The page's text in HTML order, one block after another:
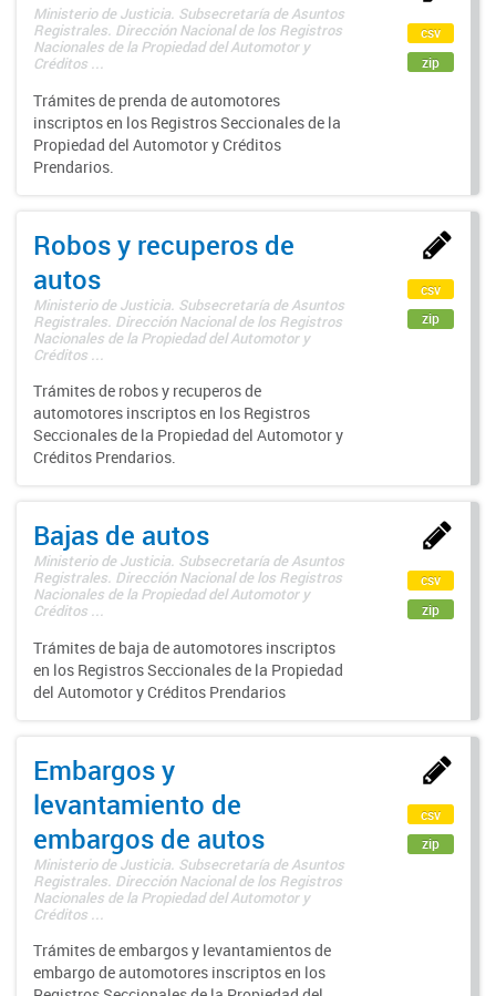
Ministerio de Justicia. Subsecretaría de Asuntos
Registrales. Dirección Nacional de los Registros
Nacionales de la Propiedad del Automotor y
Créditos ...
Trámites de prenda de automotores
inscriptos en los Registros Seccionales de la
Propiedad del Automotor y Créditos
Prendarios.
csv
zip
Robos y recuperos de
autos
Ministerio de Justicia. Subsecretaría de Asuntos
Registrales. Dirección Nacional de los Registros
Nacionales de la Propiedad del Automotor y
Créditos ...
Trámites de robos y recuperos de
automotores inscriptos en los Registros
Seccionales de la Propiedad del Automotor y
Créditos Prendarios.
csv
zip
Bajas de autos
Ministerio de Justicia. Subsecretaría de Asuntos
Registrales. Dirección Nacional de los Registros
Nacionales de la Propiedad del Automotor y
Créditos ...
Trámites de baja de automotores inscriptos
en los Registros Seccionales de la Propiedad
del Automotor y Créditos Prendarios
csv
zip
Embargos y
levantamiento de
embargos de autos
Ministerio de Justicia. Subsecretaría de Asuntos
Registrales. Dirección Nacional de los Registros
Nacionales de la Propiedad del Automotor y
Créditos ...
Trámites de embargos y levantamientos de
embargo de automotores inscriptos en los
csv
zip